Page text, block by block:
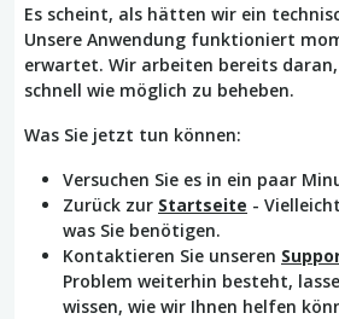
Es scheint, als hätten wir ein
Unsere Anwendung funktioniert
erwartet. Wir arbeiten bereits daran,
schnell wie möglich zu beheben.
Was Sie jetzt tun können:
Versuchen Sie es in ein paar
Zurück zur Startseite -
was Sie benötigen.
Kontaktieren Sie unseren
Problem weiterhin besteht,
wissen, wie wir Ihnen helfen